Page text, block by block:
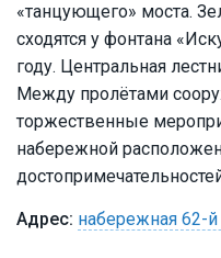
«танцующего» моста.
сходятся у фонтана
году. Центральная
Между пролётами
торжественные
набережной
набережная 62-